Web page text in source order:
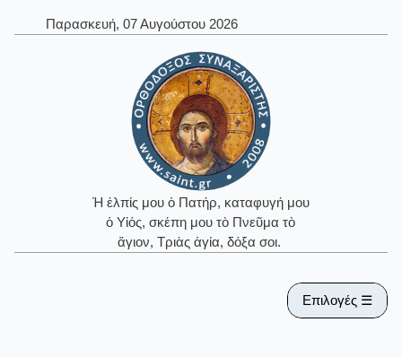
Παρασκευή, 07 Αυγούστου 2026
Ἡ ἐλπίς μου ὁ Πατήρ, καταφυγή μου
ὁ Υἱός, σκέπη μου τὸ Πνεῦμα τὸ
ἅγιον, Τριὰς ἁγία, δόξα σοι.
Επιλογές ☰